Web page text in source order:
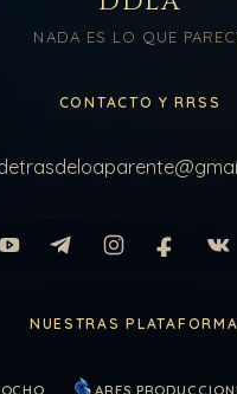
NADA ES LO QUE
CONTACTO Y RRSS
NUESTRAS
ARES